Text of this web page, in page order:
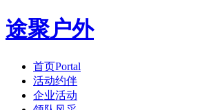
途聚户外
首页Portal
活动约伴
企业活动